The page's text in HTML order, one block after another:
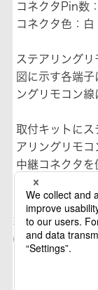
コネクタPin数
コネクタ色：白
ステアリング
図に示す各端
ングリモコン線
取付キットにス
アリングリモ
中継コネクタを
0.5sqケーブル
い。
※ステアリングリモコ
は、該当車両のモデ